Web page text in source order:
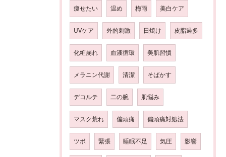
痩せたい 温め 梅雨 美白ケア
UVケア 外的刺激 日焼け 皮脂過多
化粧崩れ 血液循環 美肌習慣
メラニン代謝 清潔 そばかす
デコルテ 二の腕 肌悩み
マスク荒れ 偏頭痛 偏頭痛対処法
ツボ 緊張 睡眠不足 気圧 影響